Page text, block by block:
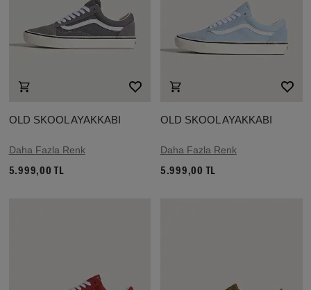
OLD SKOOL AYAKKABI
Daha Fazla Renk
5.999,00 TL
OLD SKOOL AYAKKABI
Daha Fazla Renk
5.999,00 TL